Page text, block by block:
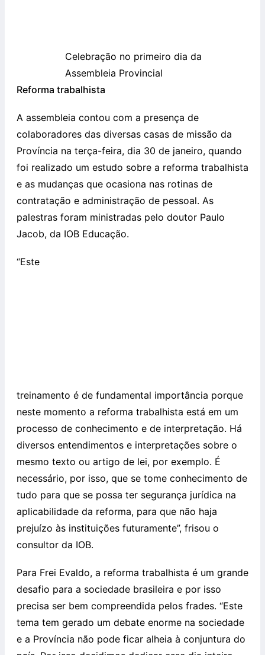
Celebração no primeiro dia da
Assembleia Provincial
Reforma trabalhista
A assembleia contou com a presença de
colaboradores das diversas casas de missão da
Província na terça-feira, dia 30 de janeiro, quando
foi realizado um estudo sobre a reforma trabalhista
e as mudanças que ocasiona nas rotinas de
contratação e administração de pessoal. As
palestras foram ministradas pelo doutor Paulo
Jacob, da IOB Educação.
“Este
treinamento é de fundamental importância porque
neste momento a reforma trabalhista está em um
processo de conhecimento e de interpretação. Há
diversos entendimentos e interpretações sobre o
mesmo texto ou artigo de lei, por exemplo. É
necessário, por isso, que se tome conhecimento de
tudo para que se possa ter segurança jurídica na
aplicabilidade da reforma, para que não haja
prejuízo às instituições futuramente”, frisou o
consultor da IOB.
Para Frei Evaldo, a reforma trabalhista é um grande
desafio para a sociedade brasileira e por isso
precisa ser bem compreendida pelos frades. “Este
tema tem gerado um debate enorme na sociedade
e a Província não pode ficar alheia à conjuntura do